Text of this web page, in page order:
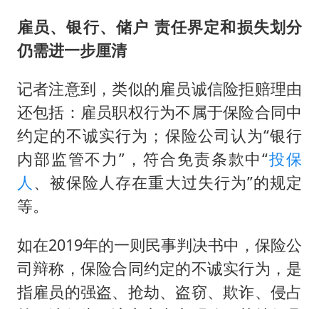
雇员、银行、储户 责任界定和损失划分
仍需进一步厘清
记者注意到，类似的雇员诚信险拒赔理由
还包括：雇员职权行为不属于保险合同中
约定的不诚实行为；保险公司认为“银行
内部监管不力”，符合免责条款中“投保
人 、被保险人存在重大过失行为”的规定
等。
如在2019年的一则民事判决书中，保险公
司辩称，保险合同约定的不诚实行为，是
指雇员的强盗、抢劫、盗窃、欺诈、侵占